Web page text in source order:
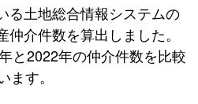
る土地総合情報システムの
介件数を算出しました。
と2022年の仲介件数を比較
す。